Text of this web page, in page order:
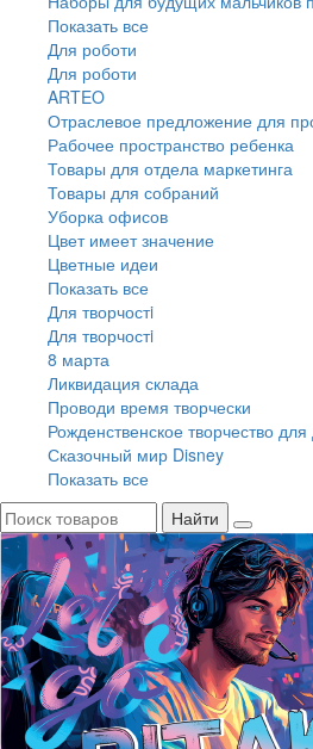
Показать все
Для роботи
Для роботи
ARTEO
Отраслевое предложение для
Рабочее пространство ребенка
Товары для отдела маркетинга
Товары для собраний
Уборка офисов
Цвет имеет значение
Цветные идеи
Показать все
Для творчостi
Для творчостi
8 марта
Ликвидация склада
Проводи время творчески
Рожденственское творчество для
Сказочный мир Disney
Показать все
Найти